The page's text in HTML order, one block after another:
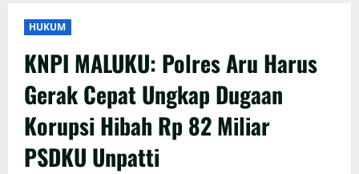
HUKUM
KNPI MALUKU: Polres Aru Harus
Gerak Cepat Ungkap Dugaan
Korupsi Hibah Rp 82 Miliar
PSDKU Unpatti